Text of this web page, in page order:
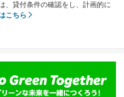
、貸付条件の確認をし、計画的に
こちら